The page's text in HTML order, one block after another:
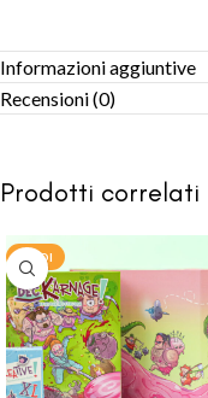
Informazioni aggiuntive
Recensioni (0)
Prodotti correlati
SALDI